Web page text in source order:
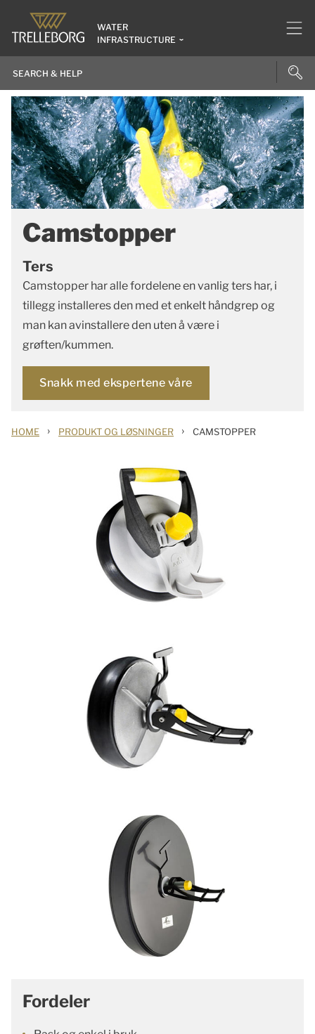
WATER
INFRASTRUCTURE
Camstopper
Ters
Camstopper har alle fordelene en vanlig ters har, i
tillegg installeres den med et enkelt håndgrep og
man kan avinstallere den uten å være i
grøften/kummen.
Snakk med ekspertene våre
HOME › PRODUKT OG LØSNINGER › CAMSTOPPER
Fordeler